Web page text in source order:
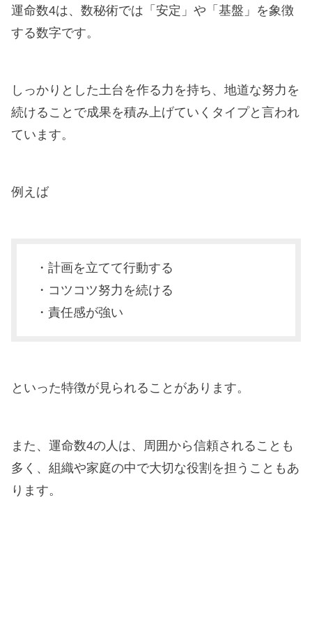
運命数4は、数秘術では「安定」や「基盤」を象徴
する数字です。
しっかりとした土台を作る力を持ち、地道な努力を
続けることで成果を積み上げていくタイプと言われ
ています。
例えば
・計画を立てて行動する
・コツコツ努力を続ける
・責任感が強い
といった特徴が見られることがあります。
また、運命数4の人は、周囲から信頼されることも
多く、組織や家庭の中で大切な役割を担うこともあ
ります。